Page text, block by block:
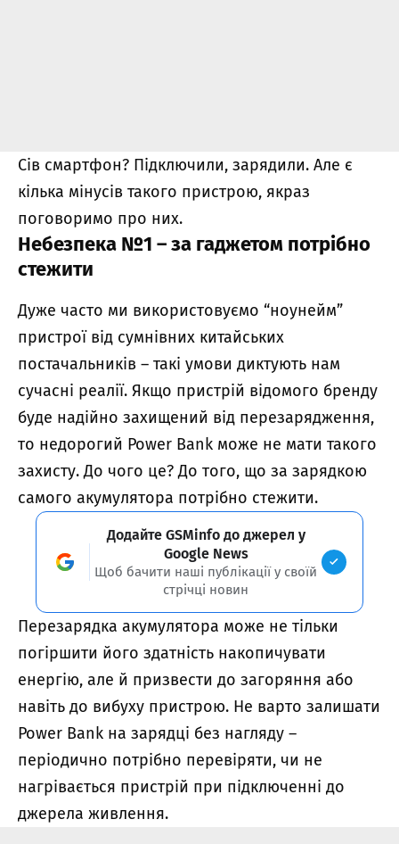
Сів смартфон? Підключили, зарядили. Але є
кілька мінусів такого пристрою, якраз
поговоримо про них.
Небезпека №1 – за гаджетом потрібно
стежити
Дуже часто ми використовуємо “ноунейм”
пристрої від сумнівних китайських
постачальників – такі умови диктують нам
сучасні реалії. Якщо пристрій відомого бренду
буде надійно захищений від перезарядження,
то недорогий Power Bank може не мати такого
захисту. До чого це? До того, що за зарядкою
самого акумулятора потрібно стежити.
Додайте GSMinfo до джерел у
Google News
Щоб бачити наші публікації у своїй
стрічці новин
Перезарядка акумулятора може не тільки
погіршити його здатність накопичувати
енергію, але й призвести до загоряння або
навіть до вибуху пристрою. Не варто залишати
Power Bank на зарядці без нагляду –
періодично потрібно перевіряти, чи не
нагрівається пристрій при підключенні до
джерела живлення.